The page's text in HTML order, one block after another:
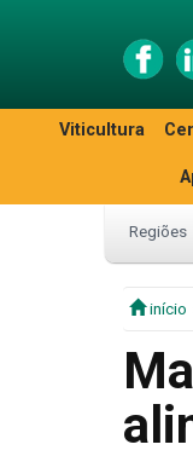
Viticultura
Regiões
início